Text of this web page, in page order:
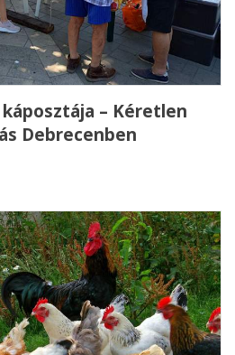
– Kéretlen
Debrecenben